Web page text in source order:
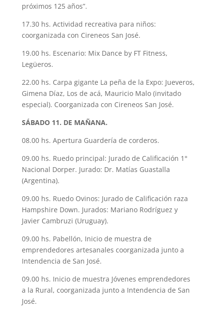
próximos 125 años”.
17.30 hs. Actividad recreativa para niños:
coorganizada con Cireneos San José.
19.00 hs. Escenario: Mix Dance by FT Fitness,
Legüeros.
22.00 hs. Carpa gigante La peña de la Expo: Jueveros,
Gimena Díaz, Los de acá, Mauricio Malo (invitado
especial). Coorganizada con Cireneos San José.
SÁBADO 11. DE MAÑANA.
08.00 hs. Apertura Guardería de corderos.
09.00 hs. Ruedo principal: Jurado de Calificación 1°
Nacional Dorper. Jurado: Dr. Matías Guastalla
(Argentina).
09.00 hs. Ruedo Ovinos: Jurado de Calificación raza
Hampshire Down. Jurados: Mariano Rodríguez y
Javier Cambruzi (Uruguay).
09.00 hs. Pabellón, Inicio de muestra de
emprendedores artesanales coorganizada junto a
Intendencia de San José.
09.00 hs. Inicio de muestra Jóvenes emprendedores
a la Rural, coorganizada junto a Intendencia de San
José.